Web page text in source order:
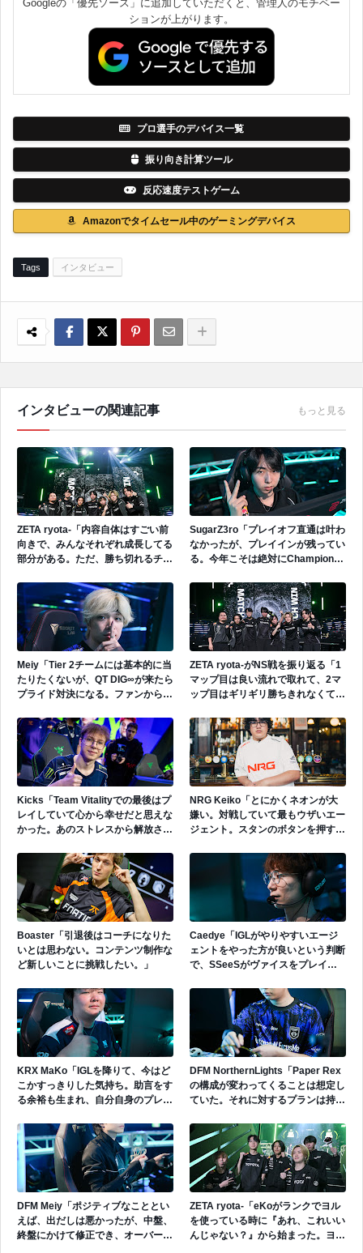
Googleの「優先ソース」に追加していただくと、管理人のモチベー
ションが上がります。
プロ選手のデバイス一覧
振り向き計算ツール
反応速度テストゲーム
Amazonでタイムセール中のゲーミングデバイス
Tags インタビュー
インタビューの関連記事 もっと見る
ZETA ryota-「内容自体はすごい前
向きで、みんなそれぞれ成長してる
部分がある。ただ、勝ち切れるチー
レベルに上がらないといけない。」
SugarZ3ro「プレイオフ直通は叶わ
なかったが、プレイインが残ってい
る。今年こそは絶対にChampions
やる。」
Meiy「Tier 2チームには基本的に当
たりたくないが、QT DIG∞が来たら
プライド対決になる。ファンからは
らしんどい試合になると思ってい
る。」
ZETA ryota-がNS戦を振り返る「1
マップ目は良い流れで取れて、2マ
ップ目はギリギリ勝ちきれなくて、
出たなという印象」
Kicks「Team Vitalityでの最後はプ
レイしていて心から幸せだと思えな
かった。あのストレスから解放され
NRG Keiko「とにかくネオンが大
嫌い。対戦していて最もウザいエー
ジェント。スタンのボタンを押すだ
んて存在しない。」
Boaster「引退後はコーチになりた
いとは思わない。コンテンツ制作な
ど新しいことに挑戦したい。」
Caedye「IGLがやりやすいエージ
ェントをやった方が良いという判断
で、SSeeSがヴァイスをプレイし
KRX MaKo「IGLを降りて、今はど
こかすっきりした気持ち。助言をす
る余裕も生まれ、自分自身のプレイ
している。」
DFM NorthernLights「Paper Rex
の構成が変わってくることは想定し
ていた。それに対するプランは持っ
きていたことは良かったと思う。」
DFM Meiy「ポジティブなこととい
えば、出だしは悪かったが、中盤、
終盤にかけて修正でき、オーバータ
ZETA ryota-「eKoがランクでヨル
を使っている時に『あれ、これいい
んじゃない？』から始まった。ヨル